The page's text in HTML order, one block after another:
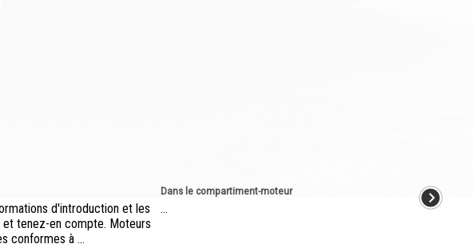
d'introduction et les
tenez-en compte. Moteurs
conformes à ...
Dans le compartiment-moteur
...